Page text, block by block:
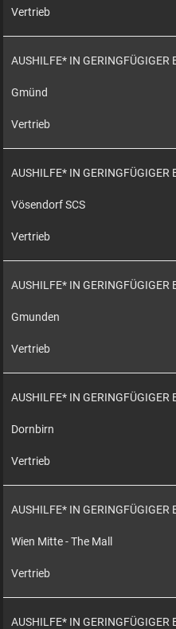
Vertrieb
AUSHILFE* IN GERINGFÜGIGER
Gmünd
Vertrieb
AUSHILFE* IN GERINGFÜGIGER
Vösendorf SCS
Vertrieb
AUSHILFE* IN GERINGFÜGIGER
Gmunden
Vertrieb
AUSHILFE* IN GERINGFÜGIGER
Dornbirn
Vertrieb
AUSHILFE* IN GERINGFÜGIGER
Wien Mitte - The Mall
Vertrieb
AUSHILFE* IN GERINGFÜGIGER